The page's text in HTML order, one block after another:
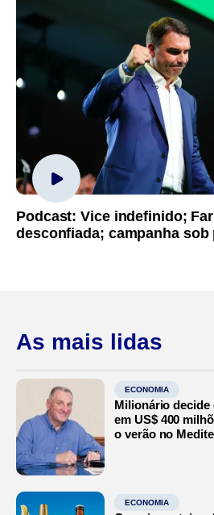
Podcast: Vice indefinido;
desconfiada; campanha sob
As mais lidas
ECONOMIA
Milionário decide
em US$ 400
o verão no
ECONOMIA